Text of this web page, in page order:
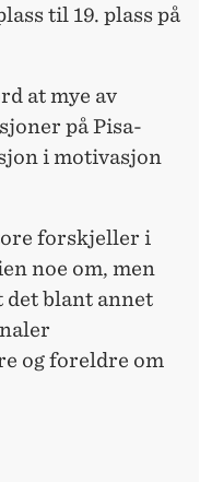
til 19. plass på
at mye av
på Pisa-
i motivasjon
forskjeller i
noe om, men
det blant annet
og foreldre om